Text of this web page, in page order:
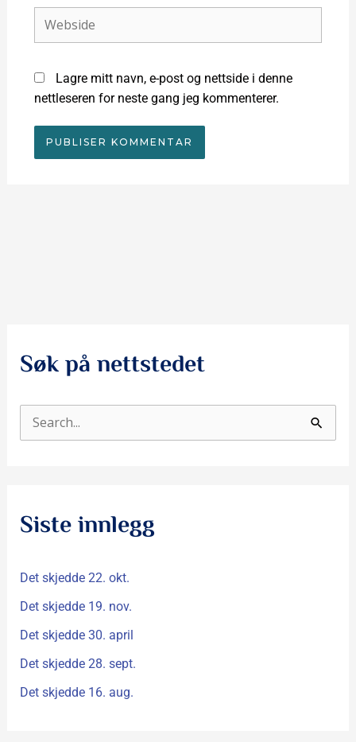
Lagre mitt navn, e-post og nettside i denne
nettleseren for neste gang jeg kommenterer.
Søk på nettstedet
t
e
r
:
Siste innlegg
Det skjedde 22. okt.
Det skjedde 19. nov.
Det skjedde 30. april
Det skjedde 28. sept.
Det skjedde 16. aug.